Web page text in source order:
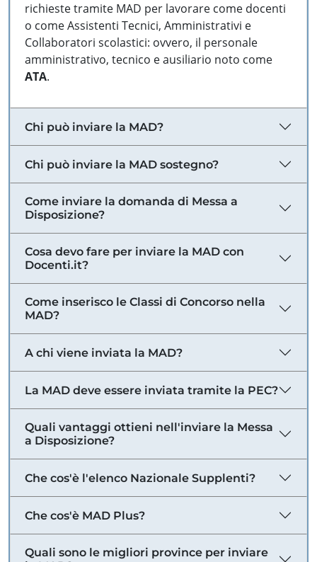
richieste tramite MAD per lavorare come docenti
o come Assistenti Tecnici, Amministrativi e
Collaboratori scolastici: ovvero, il personale
amministrativo, tecnico e ausiliario noto come
ATA.
Chi può inviare la MAD?
Chi può inviare la MAD sostegno?
Come inviare la domanda di Messa a
Disposizione?
Cosa devo fare per inviare la MAD con
Docenti.it?
Come inserisco le Classi di Concorso nella
MAD?
A chi viene inviata la MAD?
La MAD deve essere inviata tramite la PEC?
Quali vantaggi ottieni nell'inviare la Messa
a Disposizione?
Che cos'è l'elenco Nazionale Supplenti?
Che cos'è MAD Plus?
Quali sono le migliori province per inviare